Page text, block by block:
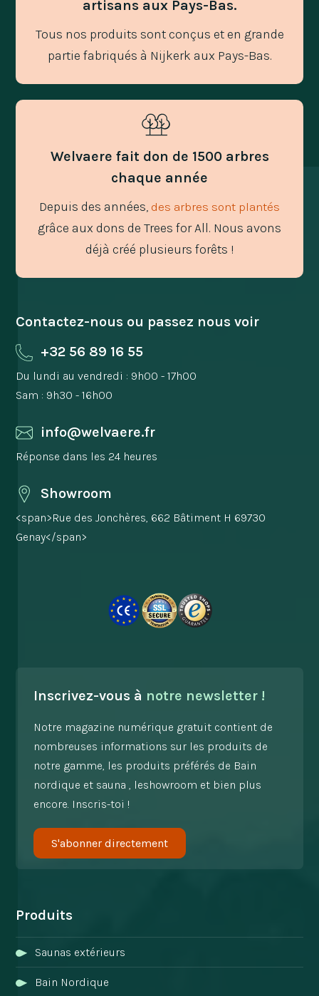
artisans aux Pays-Bas.
Tous nos produits sont conçus et en grande
partie fabriqués à Nijkerk aux Pays-Bas.
Welvaere fait don de 1500 arbres
chaque année
Depuis des années, des arbres sont plantés
grâce aux dons de Trees for All. Nous avons
déjà créé plusieurs forêts !
Contactez-nous ou passez nous voir
+32 56 89 16 55
Du lundi au vendredi : 9h00 - 17h00
Sam : 9h30 - 16h00
info@welvaere.fr
Réponse dans les 24 heures
Showroom
<span>Rue des Jonchères, 662 Bâtiment H 69730
Genay</span>
Inscrivez-vous à notre newsletter !
Notre magazine numérique gratuit contient de
nombreuses informations sur les produits de
notre gamme, les produits préférés de Bain
nordique et sauna , leshowroom et bien plus
encore. Inscris-toi !
S'abonner directement
Produits
Saunas extérieurs
Bain Nordique